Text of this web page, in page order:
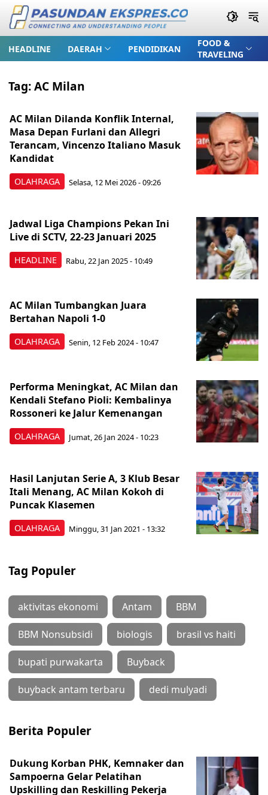
HEADLINE DAERAH PENDIDIKAN
FOOD &
TRAVELING
Tag:AC Milan
OLAHRAGA
AC Milan Dilanda Konflik Internal,
Masa Depan Furlani dan Allegri
Terancam, Vincenzo Italiano Masuk
Kandidat
Selasa, 12 Mei 2026 - 09:26
HEADLINE
Jadwal Liga Champions Pekan Ini
Live di SCTV, 22-23 Januari 2025
Rabu, 22 Jan 2025 - 10:49
OLAHRAGA
AC Milan Tumbangkan Juara
Bertahan Napoli 1-0
Senin, 12 Feb 2024 - 10:47
OLAHRAGA
Performa Meningkat, AC Milan dan
Kendali Stefano Pioli: Kembalinya
Rossoneri ke Jalur Kemenangan
Jumat, 26 Jan 2024 - 10:23
OLAHRAGA
Hasil Lanjutan Serie A, 3 Klub Besar
Itali Menang, AC Milan Kokoh di
Puncak Klasemen
Minggu, 31 Jan 2021 - 13:32
Tag Populer
aktivitas ekonomi Antam BBM
BBM Nonsubsidi biologis brasil vs haiti
bupati purwakarta Buyback
buyback antam terbaru dedi mulyadi
Berita Populer
Dukung Korban PHK, Kemnaker dan
Sampoerna Gelar Pelatihan
Upskilling dan Reskilling Pekerja